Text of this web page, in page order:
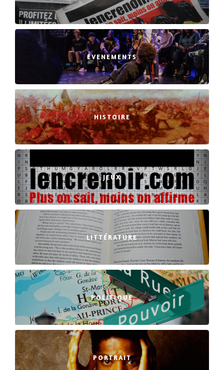
EVENEMENTS
HISTOIRE
JEUX
LITTÉRATURE
POLITIQUE
PORTRAIT